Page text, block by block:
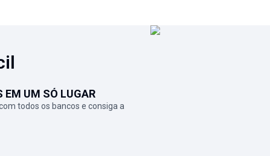
EM UM SÓ LUGAR
todos os bancos e consiga a